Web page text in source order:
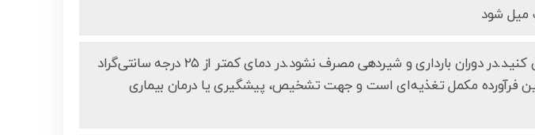
میل شود
از مصرف بیش از میزان توصیه‌شده خودداری کنید.در دوران بارداری و شیردهی مصرف نشود.در دمای کمتر از ۲۵ درجه سانتی‌گراد
فرآورده مکمل تغذیه‌ای است و جهت تشخیص، پیشگیری یا درمان بیماری